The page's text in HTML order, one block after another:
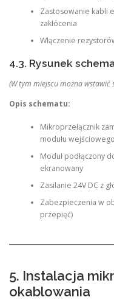
Zastosowanie kabli
zakłócenia
Włączenie
4.3. Rysunek
(W tym miejscu można
Opis schematu:
Mikroprzełącznik
modułu wejściowego
Moduł podłączony
ekranowany
Zasilanie 24V DC z
Zabezpieczenia w
przepięć)
5. Instalacja
okablowania